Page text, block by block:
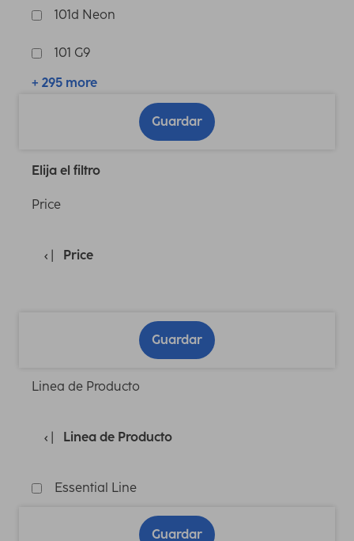
101d Neon
101 G9
+ 295 more
Guardar
Elija el filtro
Price
Price
Guardar
Linea de Producto
Linea de Producto
Essential Line
Guardar